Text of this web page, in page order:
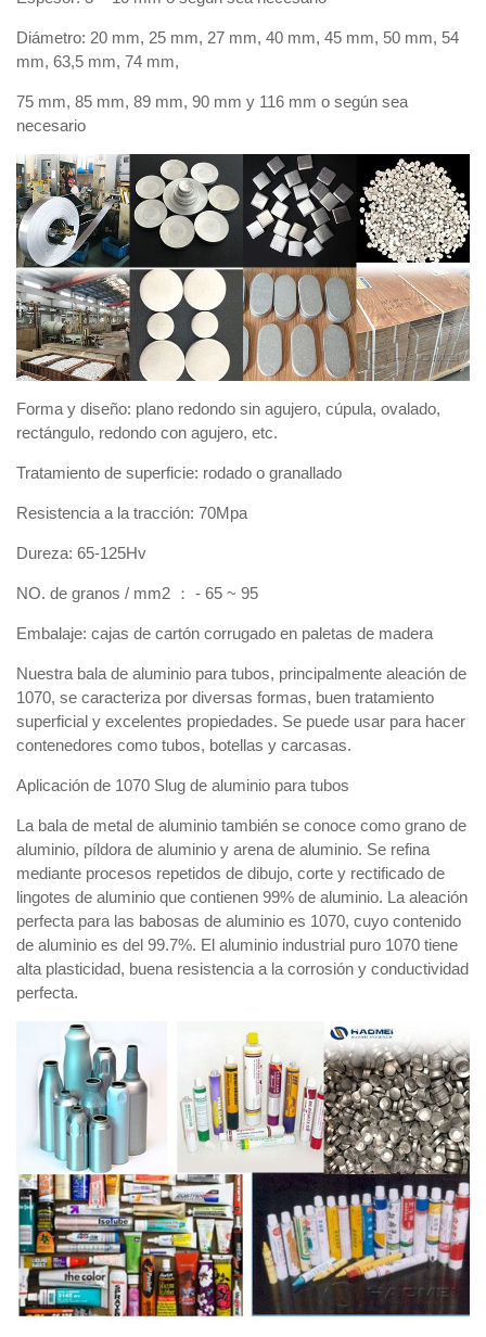
Diámetro: 20 mm, 25 mm, 27 mm, 40 mm, 45 mm, 50 mm, 54
mm, 63,5 mm, 74 mm,
75 mm, 85 mm, 89 mm, 90 mm y 116 mm o según sea
necesario
Forma y diseño: plano redondo sin agujero, cúpula, ovalado,
rectángulo, redondo con agujero, etc.
Tratamiento de superficie: rodado o granallado
Resistencia a la tracción: 70Mpa
Dureza: 65-125Hv
NO. de granos / mm2 ： - 65 ~ 95
Embalaje: cajas de cartón corrugado en paletas de madera
Nuestra bala de aluminio para tubos, principalmente aleación de
1070, se caracteriza por diversas formas, buen tratamiento
superficial y excelentes propiedades. Se puede usar para hacer
contenedores como tubos, botellas y carcasas.
Aplicación de 1070 Slug de aluminio para tubos
La bala de metal de aluminio también se conoce como grano de
aluminio, píldora de aluminio y arena de aluminio. Se refina
mediante procesos repetidos de dibujo, corte y rectificado de
lingotes de aluminio que contienen 99% de aluminio. La aleación
perfecta para las babosas de aluminio es 1070, cuyo contenido
de aluminio es del 99.7%. El aluminio industrial puro 1070 tiene
alta plasticidad, buena resistencia a la corrosión y conductividad
perfecta.